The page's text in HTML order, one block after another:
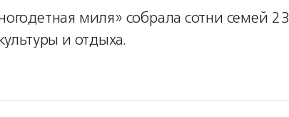
миля» собрала сотни семей 23
и отдыха.